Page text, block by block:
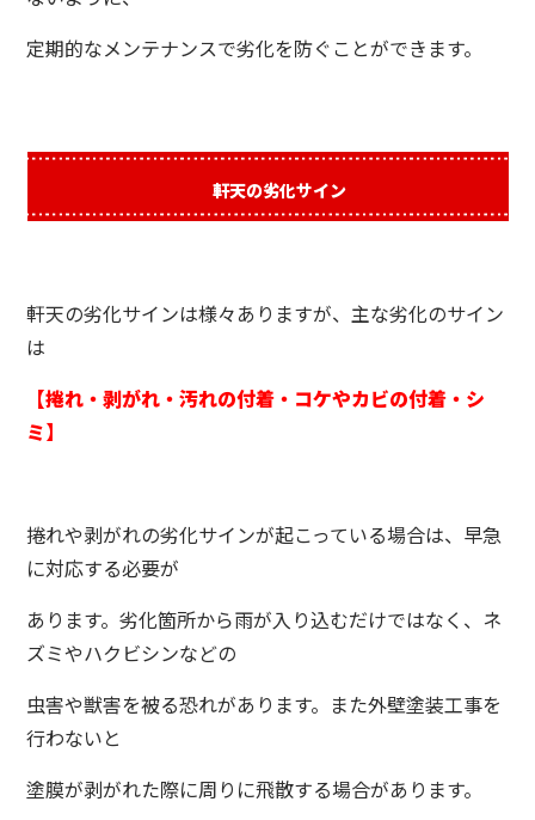
定期的なメンテナンスで劣化を防ぐことができます。
軒天の劣化サイン
軒天の劣化サインは様々ありますが、主な劣化のサイン
は
【捲れ・剥がれ・汚れの付着・コケやカビの付着・シ
ミ】
捲れや剥がれの劣化サインが起こっている場合は、早急
に対応する必要が
あります。劣化箇所から雨が入り込むだけではなく、ネ
ズミやハクビシンなどの
虫害や獣害を被る恐れがあります。また外壁塗装工事を
行わないと
塗膜が剥がれた際に周りに飛散する場合があります。